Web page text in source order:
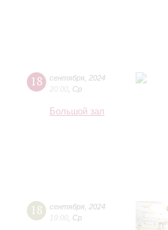
18 сентября 2024
20:00 Ср
Большой зал
18 сентября 2024
19:00 Ср